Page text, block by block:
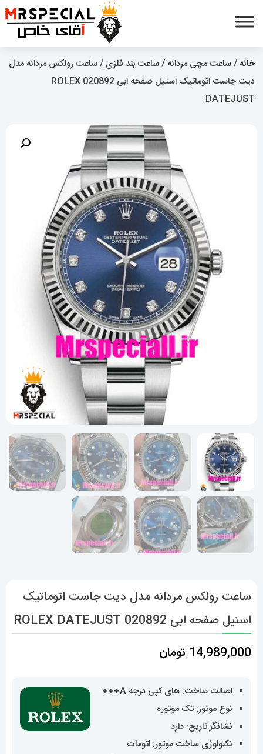
خانه /ساعت مچی مردانه /ساعت بند فلزی / ساعت رولکس مردانه مدل
دیت جاست اتوماتیک استیل صفحه ابی 020892 ROLEX
DATEJUST
ساعت رولکس مردانه مدل دیت جاست اتوماتیک
استیل صفحه ابی 020892 ROLEX DATEJUST
14,989,000 تومان
اصالت ساخت: های کپی درجه A+++
نوع موتور: تک موتوره
نشانگر تاریخ: دارد
نکنولوژی ساخت موتور: اتومات